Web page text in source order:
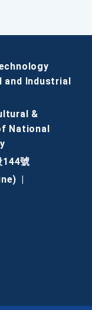
Industrial
&
National
144號